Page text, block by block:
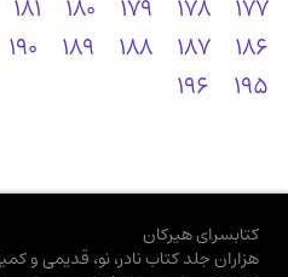
177
178
179
180
181
186
187
188
189
190
195
196
کتابسرای هیرکان
هزاران جلد کتاب نادر، نو، قدیمی و